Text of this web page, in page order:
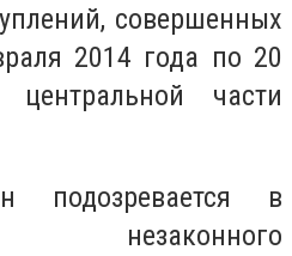
совершенных
2014 года по 20
части
подозревается в
незаконного